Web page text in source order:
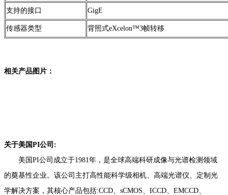
支持的接口 GigE
传感器类型 背照式eXcelon™3帧转移
相关产品图片：
关于美国PI公司:
美国PI公司成立于1981年，是全球高端科研成像与光谱检测领域
的奠基性企业。该公司主打高性能科学级相机、高端光谱仪、定制光
学解决方案，其核心产品包括:CCD、sCMOS、ICCD、EMCCD、